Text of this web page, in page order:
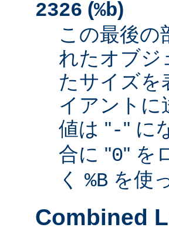
2326 (%b)
この最後の
れたオブジ
たサイズを
イアントに
値は "-" に
合に "0" を
く %B を使
Combined